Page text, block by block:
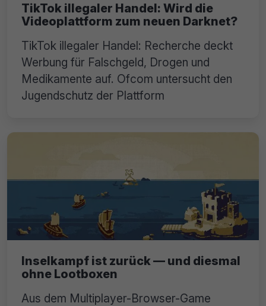
TikTok illegaler Handel: Wird die
Videoplattform zum neuen Darknet?
TikTok illegaler Handel: Recherche deckt
Werbung für Falschgeld, Drogen und
Medikamente auf. Ofcom untersucht den
Jugendschutz der Plattform
Inselkampf ist zurück — und diesmal
ohne Lootboxen
Aus dem Multiplayer-Browser-Game